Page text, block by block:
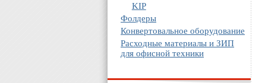
KIP
Фолдеры
Конвертовальное оборудование
Расходные материалы и ЗИП
для офисной техники